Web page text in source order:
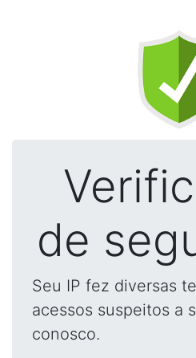
de
Seu IP fez diversas
acessos suspeitos a
conosco.